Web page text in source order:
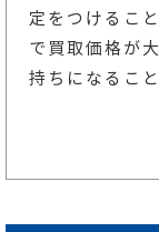
定をつけるこ
で買取価格が
持ちになるこ